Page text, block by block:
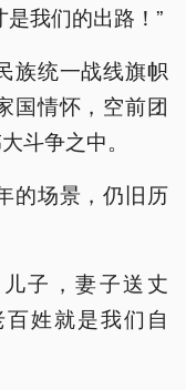
我们的出路！”
族统一战线旗帜
国情怀，空前团
斗争之中。
的场景，仍旧历
子，妻子送丈
姓就是我们自